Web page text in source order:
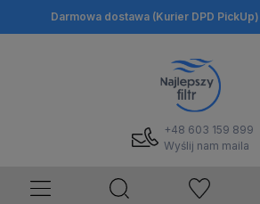
Darmowa dostawa (Kurier DPD
+48 603 159 899
Wyślij nam maila